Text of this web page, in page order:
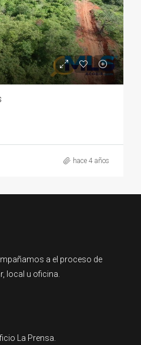
hace 4 años
a el proceso de
local u oficina.
La Prensa.